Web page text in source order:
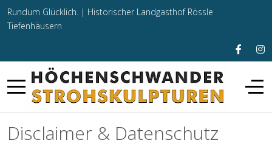
Rundum Glücklich. | Historischer Landgasthof Rössle
Tiefenhäusern
Disclaimer & Datenschutz